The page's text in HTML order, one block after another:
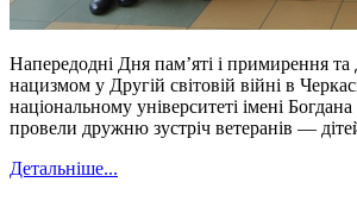
Напередодні Дня пам’яті і примирення
нацизмом у Другій світовій війні в
національному університеті імені
провели дружню зустріч ветеранів —
Детальніше...